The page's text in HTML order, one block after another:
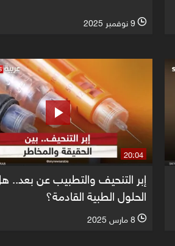
l 9 نوفمبر 2025
20:04
إبر التنحيف والتطبيب عن
الحلول الطبية القادمة؟
l 8 مارس 2025